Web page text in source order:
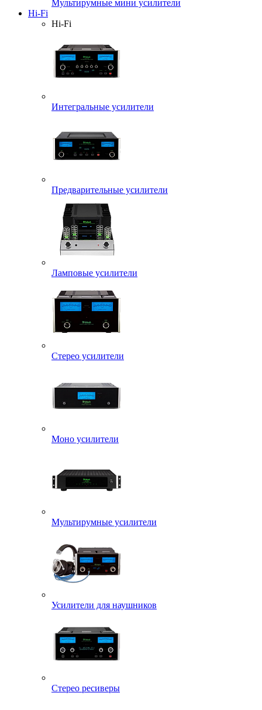
Мультирумные мини усилители
Hi-Fi
Hi-Fi
Интегральные усилители
Предварительные усилители
Ламповые усилители
Стерео усилители
Моно усилители
Мультирумные усилители
Усилители для наушников
Стерео ресиверы